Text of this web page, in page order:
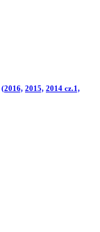
(2016, 2015, 2014 cz.1,